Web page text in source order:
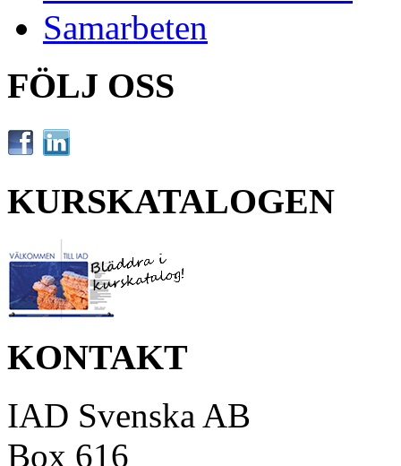
Samarbeten
FÖLJ OSS
KURSKATALOGEN
KONTAKT
IAD Svenska AB
Box 616